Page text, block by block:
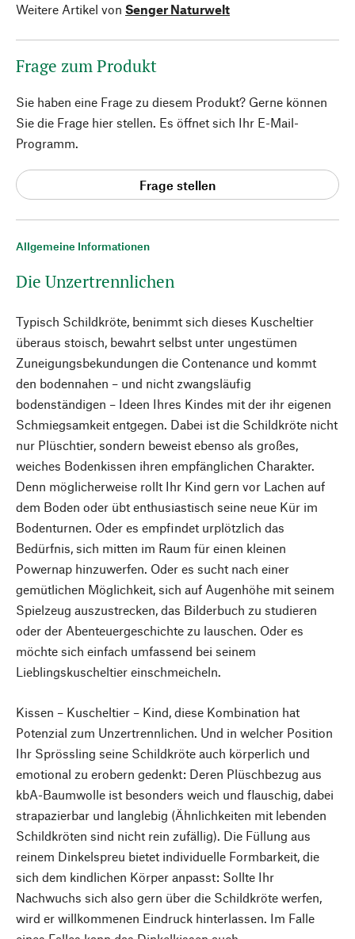
Allgemeine Informationen
Die Unzertrennlichen
Typisch Schildkröte, benimmt sich dieses Kuscheltier
überaus stoisch, bewahrt selbst unter ungestümen
Zuneigungsbekundungen die Contenance und kommt
den bodennahen – und nicht zwangsläufig
bodenständigen – Ideen Ihres Kindes mit der ihr eigenen
Schmiegsamkeit entgegen. Dabei ist die Schildkröte nicht
nur Plüschtier, sondern beweist ebenso als großes,
weiches Bodenkissen ihren empfänglichen Charakter.
Denn möglicherweise rollt Ihr Kind gern vor Lachen auf
dem Boden oder übt enthusiastisch seine neue Kür im
Bodenturnen. Oder es empfindet urplötzlich das
Bedürfnis, sich mitten im Raum für einen kleinen
Powernap hinzuwerfen. Oder es sucht nach einer
gemütlichen Möglichkeit, sich auf Augenhöhe mit seinem
Spielzeug auszustrecken, das Bilderbuch zu studieren
oder der Abenteuergeschichte zu lauschen. Oder es
möchte sich einfach umfassend bei seinem
Lieblingskuscheltier einschmeicheln.
Kissen – Kuscheltier – Kind, diese Kombination hat
Potenzial zum Unzertrennlichen. Und in welcher Position
Ihr Sprössling seine Schildkröte auch körperlich und
emotional zu erobern gedenkt: Deren Plüschbezug aus
kbA-Baumwolle ist besonders weich und flauschig, dabei
strapazierbar und langlebig (Ähnlichkeiten mit lebenden
Schildkröten sind nicht rein zufällig). Die Füllung aus
reinem Dinkelspreu bietet individuelle Formbarkeit, die
sich dem kindlichen Körper anpasst: Sollte Ihr
Nachwuchs sich also gern über die Schildkröte werfen,
wird er willkommenen Eindruck hinterlassen. Im Falle
Weitere Artikel von Senger Naturwelt
Frage zum Produkt
Sie haben eine Frage zu diesem Produkt? Gerne können
Sie die Frage hier stellen. Es öffnet sich Ihr E-Mail-
Programm.
Frage stellen